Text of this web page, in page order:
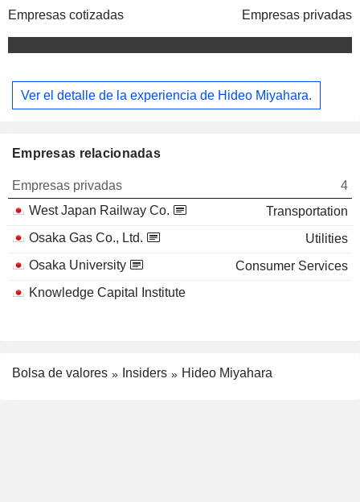
Empresas cotizadas Empresas privadas
Ver el detalle de la experiencia de Hideo Miyahara.
Empresas relacionadas
Empresas privadas
4
West Japan Railway Co.
Transportation
Osaka Gas Co., Ltd.
Utilities
Osaka University
Consumer Services
Knowledge Capital Institute
Bolsa de valores Insiders Hideo Miyahara